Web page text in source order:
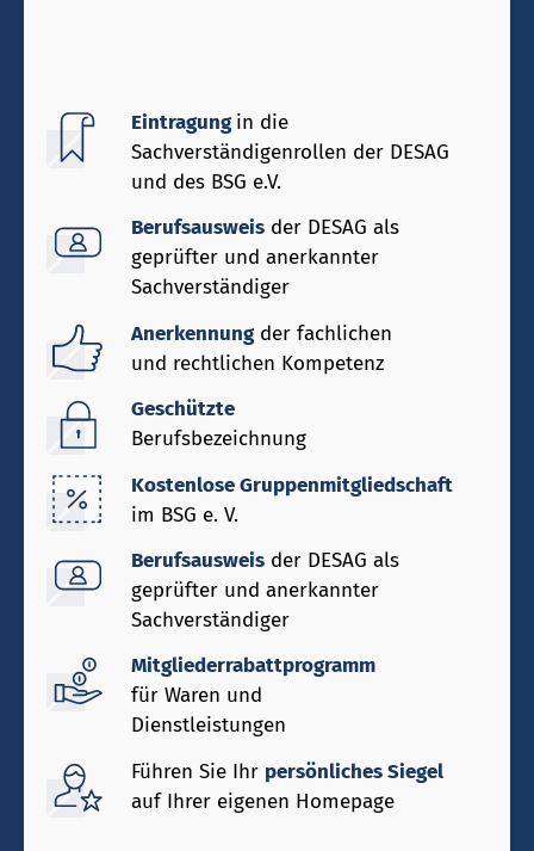
Eintragungin die
Sachverständigenrollen der DESAG
und des BSG e.V.
Berufsausweis der DESAG als
geprüfter und anerkannter
Sachverständiger
Anerkennungder fachlichen
und rechtlichen Kompetenz
Geschützte
Berufsbezeichnung
Kostenlose Gruppenmitgliedschaft
im BSG e. V.
Berufsausweis der DESAG als
geprüfter und anerkannter
Sachverständiger
Mitgliederrabattprogramm
für Waren und
Dienstleistungen
Führen Sie Ihr persönliches Siegel
auf Ihrer eigenen Homepage